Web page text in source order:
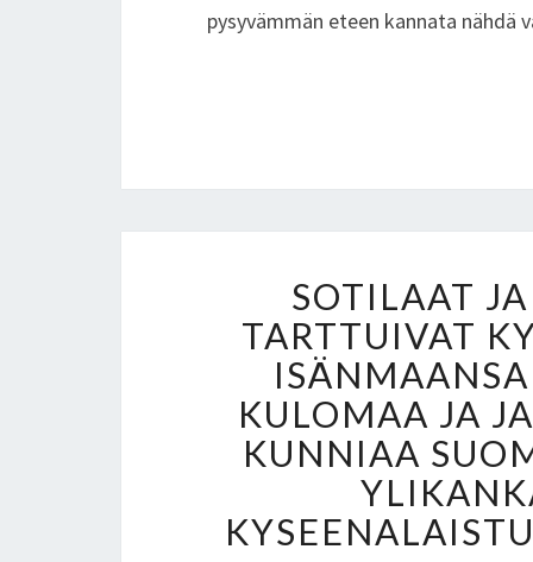
pysyvämmän eteen kannata nähdä
SOTILAAT
TARTTUIVAT
KULOMAA JA
KUNNIAA